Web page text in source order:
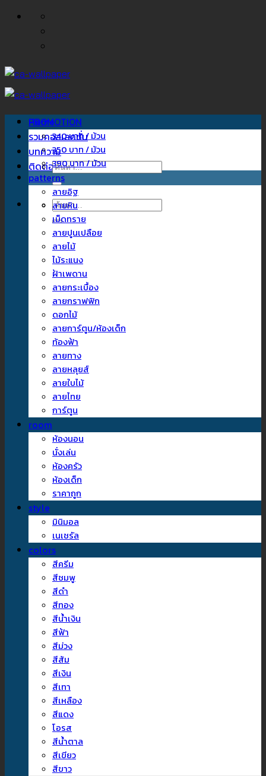
ข้าม
Home
รวมคอลเลคชั่น
บทความ
ติดต่อเรา
ค้นหา:
ค้นหา:
PROMOTION
340 บาท / ม้วน
350 บาท / ม้วน
390 บาท / ม้วน
patterns
ลายอิฐ
ลายหิน
เม็ดทราย
ลายปูนเปลือย
ลายไม้
ไม้ระแนง
ฝ้าเพดาน
ลายกระเบื้อง
ลายกราฟฟิก
ดอกไม้
ลายการ์ตูน/ห้องเด็ก
ท้องฟ้า
ลายทาง
ลายหลุยส์
ลายใบไม้
ลายไทย
การ์ตูน
room
ห้องนอน
นั่งเล่น
ห้องครัว
ห้องเด็ก
ราคาถูก
style
มินิมอล
เนเชรัล
colors
สีครีม
สีชมพู
สีดำ
สีทอง
สีน้ำเงิน
สีฟ้า
สีม่วง
สีส้ม
สีเงิน
สีเทา
สีเหลือง
สีแดง
โอรส
สีน้ำตาล
สีเขียว
สีขาว